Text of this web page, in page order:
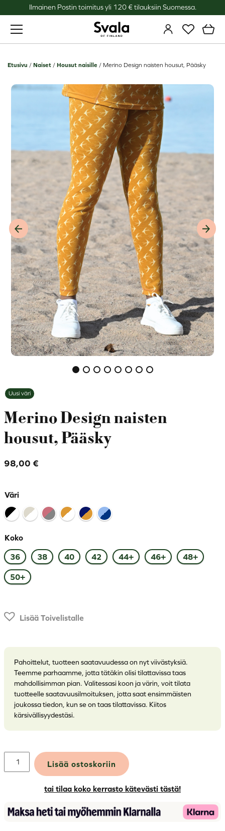
Ilmainen Postin toimitus yli 120 € tilauksiin Suomessa.
Etusivu / Naiset / Housut naisille / Merino Design naisten housut, Pääsky
Previous item Next
Uusi väri
Merino Design naisten
housut, Pääsky
98,00 €
Väri
Koko
36 38 40 42 44+ 46+ 48+
50+
Lisää Toivelistalle
Pahoittelut, tuotteen saatavuudessa on nyt viivästyksiä.
Teemme parhaamme, jotta tätäkin olisi tilattavissa taas
mahdollisimman pian. Valitessasi koon ja värin, voit tilata
tuotteelle saatavuusilmoituksen, jotta saat ensimmäisten
joukossa tiedon, kun se on taas tilattavissa. Kiitos
kärsivällisyydestäsi.
Design
määrä
Lisää ostoskoriin
tai tilaa koko kerrasto kätevästi tästä!